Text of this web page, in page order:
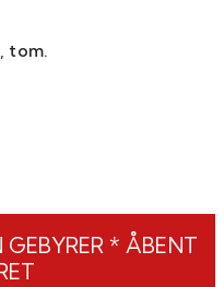
tom.
* ÅBENT